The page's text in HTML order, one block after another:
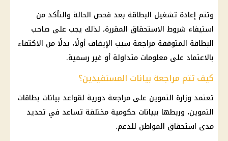
وتتم إعادة تشغيل البطاقة بعد فحص الحالة والتأكد من
استيفاء شروط الاستحقاق المقررة، لذلك يجب على صاحب
البطاقة المتوقفة مراجعة سبب الإيقاف أولًا، بدلًا من الاكتفاء
بالاعتماد على معلومات متداولة أو غير رسمية.
كيف تتم مراجعة بيانات المستفيدين؟
تعتمد وزارة التموين على مراجعة دورية لقواعد بيانات بطاقات
التموين، وربطها ببيانات حكومية مختلفة تساعد في تحديد
مدى استحقاق المواطن للدعم.